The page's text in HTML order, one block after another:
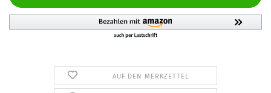
AUF DEN MERKZETTEL